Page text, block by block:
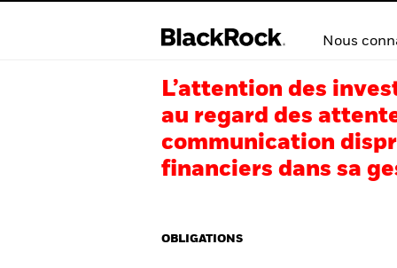
Nous
L’attention des
au regard des
communication
financiers dans sa
OBLIGATIONS